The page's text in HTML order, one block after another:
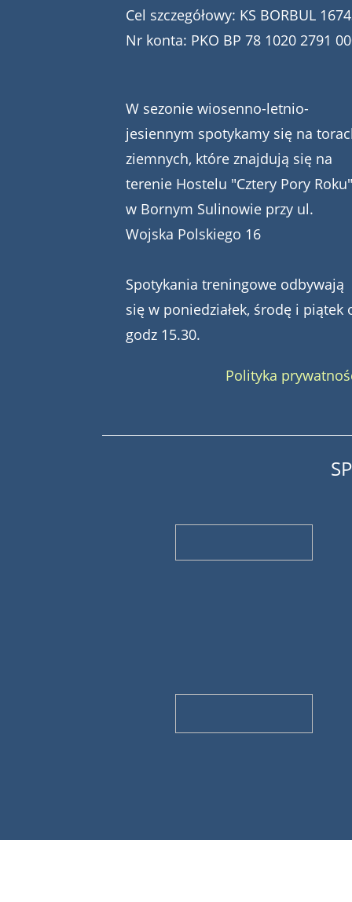
Cel szczegółowy: KS BORBUL
Nr konta: PKO BP 78 1020 2791
W sezonie wiosenno-letnio-
jesiennym spotykamy się na
ziemnych, które znajdują się na
terenie Hostelu "Cztery Pory Roku"
w Bornym Sulinowie przy ul.
Wojska Polskiego 16
Spotykania treningowe odbywają
się w poniedziałek, środę i piątek
godz 15.30.
Polityka